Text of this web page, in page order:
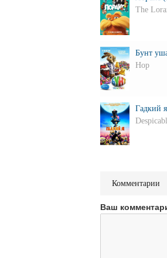
The
Бунт
Hop
Гадкий
Комментарии
Ваш